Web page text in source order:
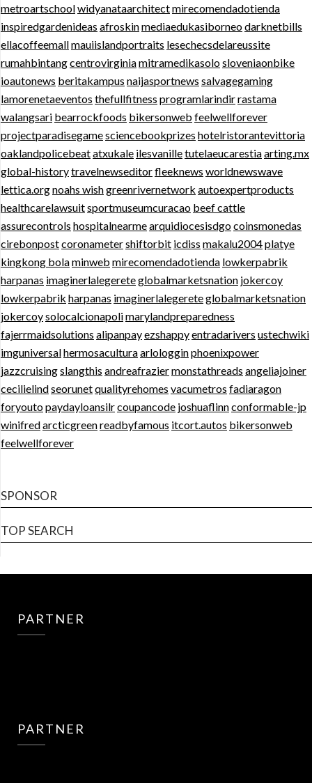
metroartschoolwidyanataarchitectmirecomendadotienda
inspiredgardenideas afroskinmediaedukasiborneodarknetbills
ellacoffeemallmauiislandportraits lesechecsdelareussite
rumahbintangcentrovirginiamitramedikasolosloveniaonbike
ioautonews beritakampus naijasportnews salvagegaming
lamorenetaeventos thefullfitness programlarindirrastama
walangsari bearrockfoods bikersonweb feelwellforever
projectparadisegamesciencebookprizes hotelristorantevittoria
oaklandpolicebeatatxukale ilesvanilletutelaeucarestiaarting.mx
global-historytravelnewseditorfleeknews worldnewswave
lettica.orgnoahs wishgreenrivernetwork autoexpertproducts
healthcarelawsuitsportmuseumcuracao beef cattle
assurecontrols hospitalnearmearquidiocesisdgocoinsmonedas
cirebonpostcoronametershiftorbit icdiss makalu2004platye
kingkong bolaminweb mirecomendadotienda lowkerpabrik
harpanas imaginerlalegereteglobalmarketsnation jokercoy
lowkerpabrik harpanas imaginerlalegereteglobalmarketsnation
jokercoysolocalcionapolimarylandpreparedness
fajerrmaidsolutions alipanpayezshappyentradarivers ustechwiki
imguniversalhermosaculturaarlologginphoenixpower
jazzcruisingslangthis andreafraziermonstathreads angeliajoiner
cecilielindseorunetqualityrehomes vacumetros fadiaragon
foryoutopaydayloansilrcoupancode joshuaflinnconformable-jp
winifredarcticgreenreadbyfamous itcort.autos bikersonweb
feelwellforever
SPONSOR
TOP SEARCH
PARTNER
PARTNER